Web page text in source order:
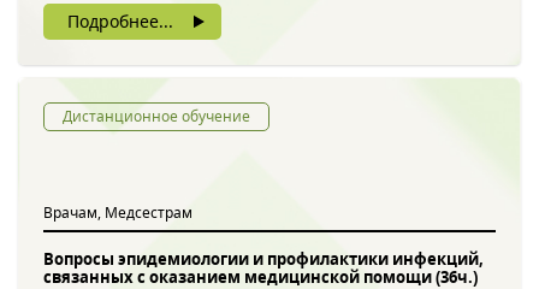
Подробнее...
Дистанционное обучение
Врачам, Медсестрам
Вопросы эпидемиологии и профилактики инфекций,
связанных с оказанием медицинской помощи (36ч.)